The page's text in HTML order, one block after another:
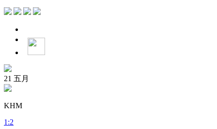
21 五月
KHM
1 :2